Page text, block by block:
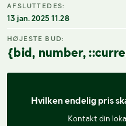
AFSLUTTEDES:
13 jan. 2025 11.28
HØJESTE BUD:
{bid, number,
Hvilken endelig pris
Kontakt din